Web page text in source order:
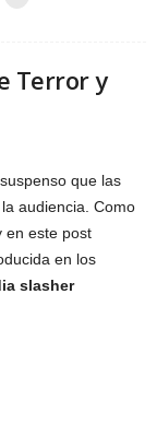
Terror y
que las
audiencia. Como
en este post
en los
slasher